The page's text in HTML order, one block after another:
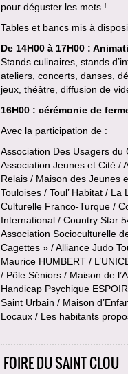
pour déguster les mets !
Tables et bancs mis à
De 14H00 à 17H00 :
Stands culinaires, stands
ateliers, concerts, danses,
jeux, théâtre, diffusion de
16H00 : cérémonie de
Avec la participation de :
Association Des Usagers
Association Jeunes et Cité /
Relais / Maison des Jeunes
Touloises / Toul’ Habitat /
Culturelle Franco-Turque /
International / Country Star
Association Socioculturelle
Cagettes » / Alliance Judo
Maurice HUMBERT /
/ Pôle Séniors / Maison de
Handicap Psychique
Saint Urbain / Maison
Locaux / Les habitants
FOIRE DU SAINT CLOU